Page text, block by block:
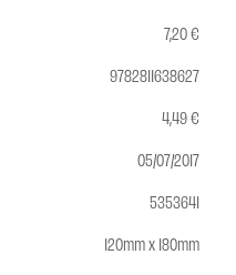
7,20 €
9782811638627
4,49 €
05/07/2017
5353641
120mm x 180mm